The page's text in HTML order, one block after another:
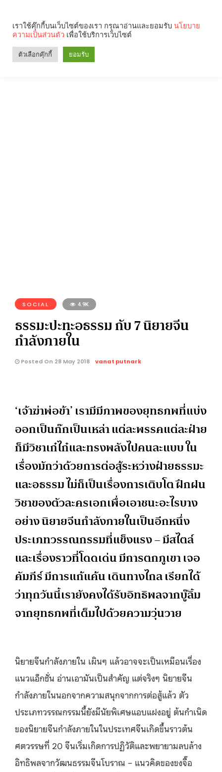
SOCIAL 4.9K
ธรรมะปะทะอธรรม กับ 7 นิยายจีน
กำลังภายใน
Posted On 28 May 2018 vanat putnark
‘เจ้าฆ่าพ่อข้า’ เรามีมีภาพของยุทธภพที่แบ่ง
ออกเป็นก๊กเป็นเหล่า แต่ละพรรคแต่ละฝ่าย
ก็มีวิชาเก๋ไก๋และทรงพลังไปคนละแบบ ใน
เรื่องมักว่าด้วยการต่อสู้ระหว่างฝ่ายธรรมะ
และอธรรม ไม่ก็เป็นเรื่องการเติบโต ฝึกฝน
วิชาของตัวละครเอกเพื่อเอาชนะอะไรบาง
อย่าง นิยายจีนกำลังภายในเป็นอีกหนึ่ง
ประเภทวรรณกรรมที่แข็งแรง – มีสไตล์
และเรื่องราวที่โดดเด่น มีการตกภูเขา เจอ
คัมภีร์ มีการแก้แค้น เดินทางไกล เรียกได้
ว่าทุกวันนี้เรายังคงได้รับอิทธิพลจากบู๊ลิ้ม
จากยุทธภพที่เต็มไปด้วยความวุ่นวาย
นิยายจีนกำลังภายใน เผินๆ แล้วอาจจะเป็นเหมือนเรื่อง
แนวแอ็กชั่น อ่านเอามันเป็นสำคัญ แต่จริงๆ นิยายจีน
กำลังภายในนอกจากความสนุกจากการต่อสู้แล้ว ตัว
ประเภทวรรณกรรมนี้ยังมีนัยพิเศษแอบแฝงอยู่ ต้นกำเนิด
ของนิยายจีนกำลังภายในในประเทศจีนเกิดขึ้นราวต้น
ศตวรรษที่ 20 จีนเริ่มเกิดการปฏิวัติและพยายามลบล้าง
อิทธิพลจากวัฒนธรรมจีนโบราณ – แนวคิดของขงจื๊อ
เราใช้คุ๊กกี้บนเว็บไซต์ของเรา กรุณาอ่านและยอมรับ นโยบาย
ความเป็นส่วนตัว เพื่อใช้บริการเว็บไซต์
ตัวเลือกคุ๊กกี้ ยอมรับ